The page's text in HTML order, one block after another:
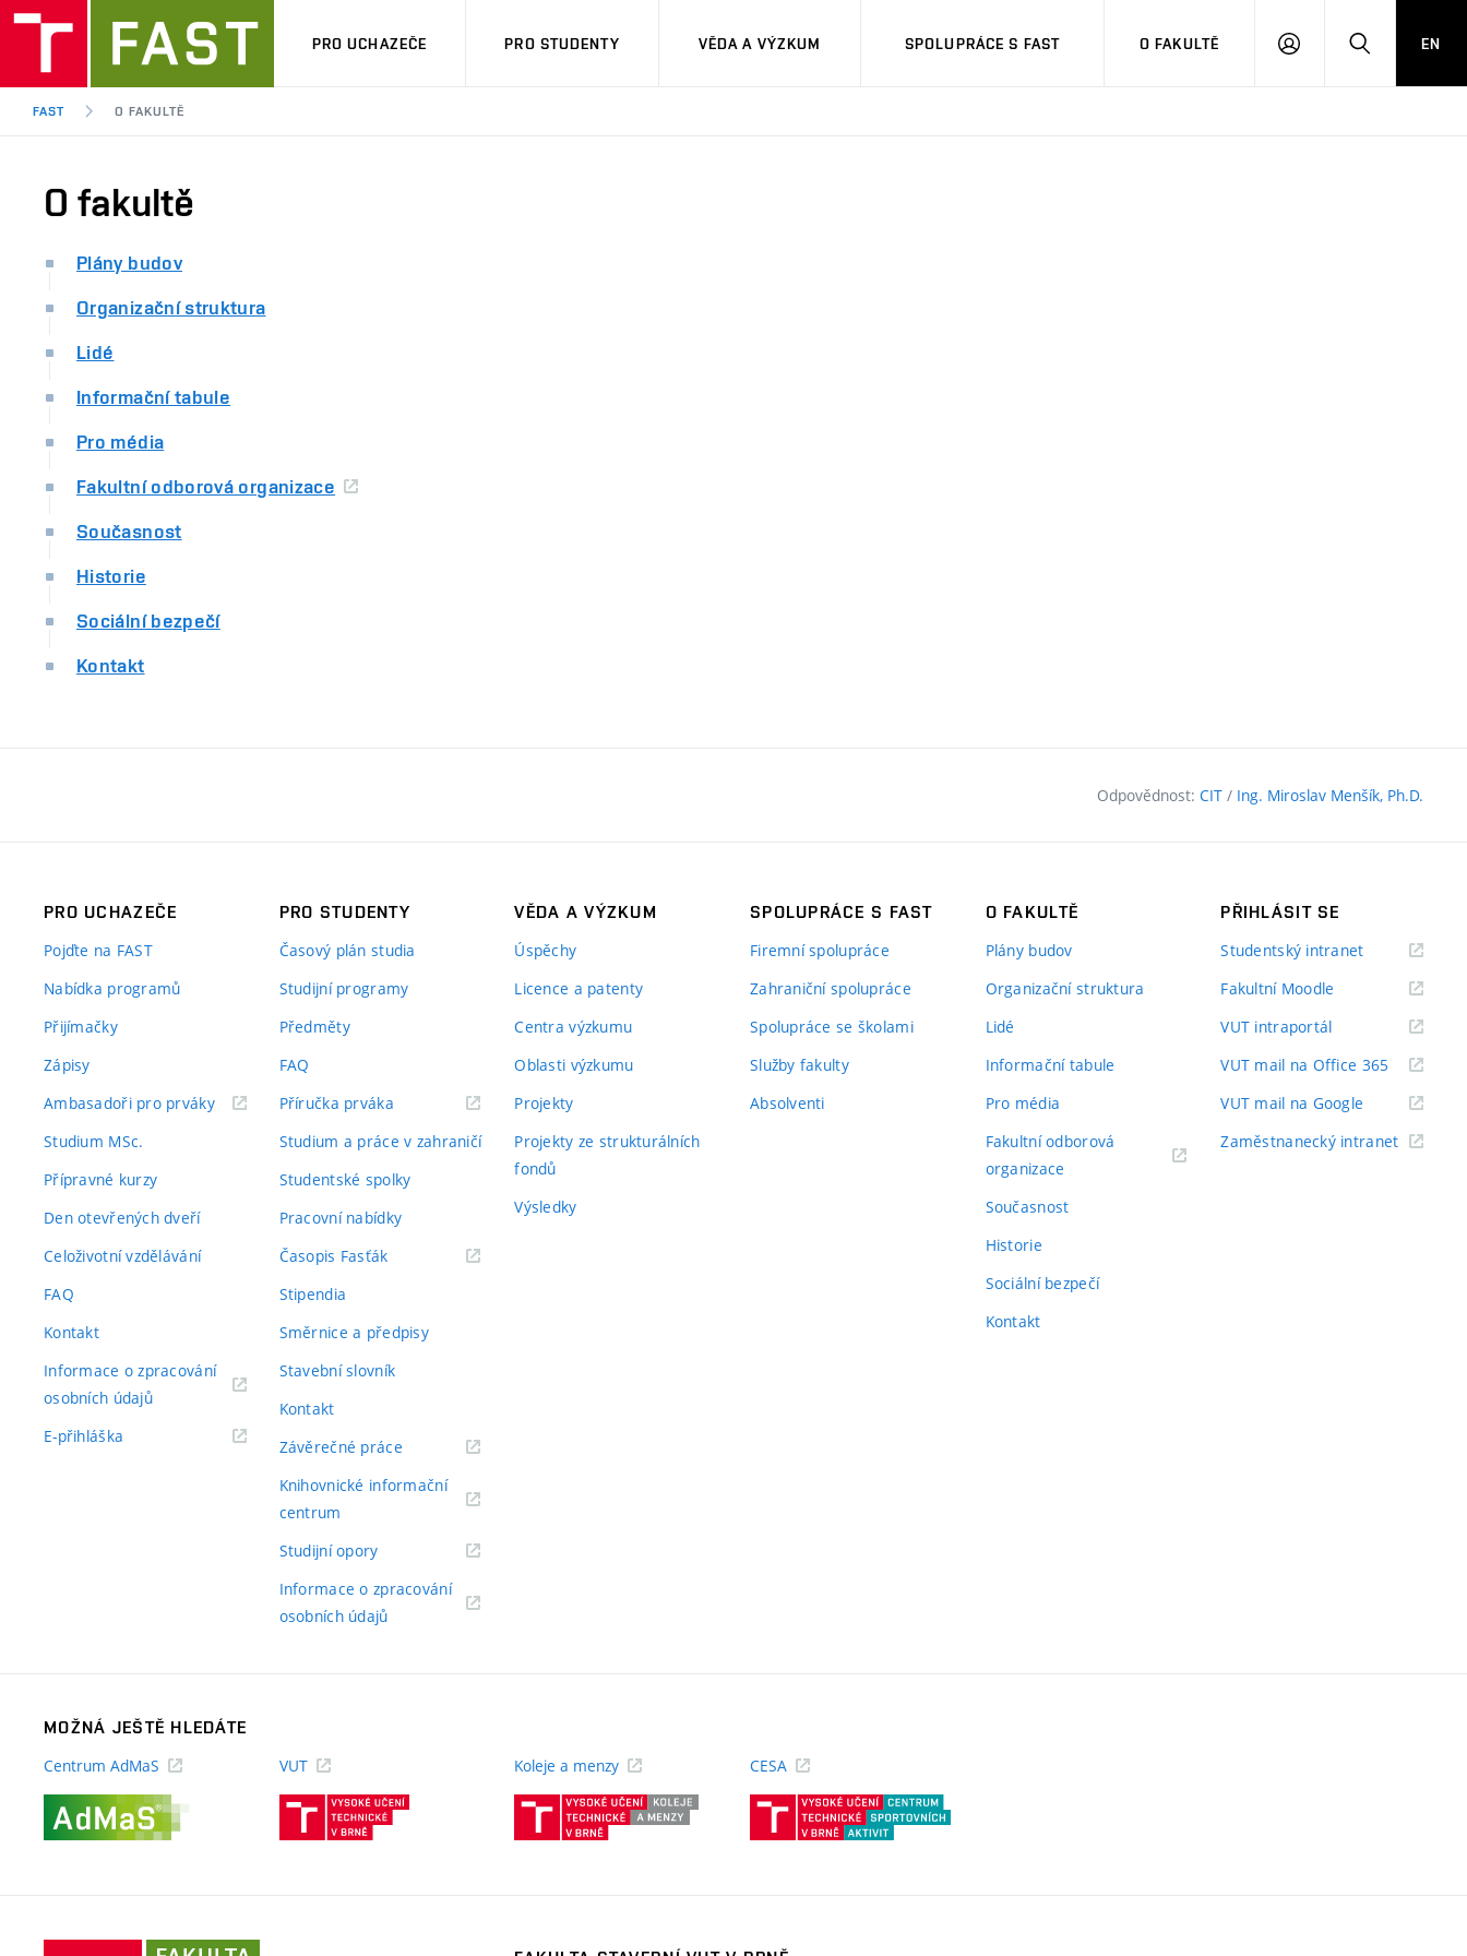
PRO UCHAZEČE PRO STUDENTY VĚDA A VÝZKUM SPOLUPRÁCE S FAST O FAKULTĚ
PŘIHLÁSITHLEDAT
EN
FAST O FAKULTĚ
O fakultě
Plány budov
Organizační struktura
Lidé
Informační tabule
Pro média
Fakultní odborová organizace
Současnost
Historie
Sociální bezpečí
Kontakt
Odpovědnost: CIT / Ing. Miroslav Menšík, Ph.D.
PRO UCHAZEČE
Pojďte na FAST
Nabídka programů
Přijímačky
Zápisy
Ambasadoři pro prváky(externí
Studium MSc.
Přípravné kurzy
Den otevřených dveří
Celoživotní vzdělávání
FAQ
Kontakt
Informace o zpracování
osobních údajů(externí
E-přihláška
PRO STUDENTY
Časový plán studia
Studijní programy
Předměty
FAQ
Příručka prváka(externí
Studium a práce v zahraničí
Studentské spolky
Pracovní nabídky
Časopis Fasťák(externí
Stipendia
Směrnice a předpisy
Stavební slovník
Kontakt
Závěrečné práce(externí
Knihovnické informační
centrum
Studijní opory(externí
Informace o zpracování
osobních údajů(externí
VĚDA A VÝZKUM
Úspěchy
Licence a patenty
Centra výzkumu
Oblasti výzkumu
Projekty
Projekty ze strukturálních
fondů
Výsledky
SPOLUPRÁCE S FAST
Firemní spolupráce
Zahraniční spolupráce
Spolupráce se školami
Služby fakulty
Absolventi
O FAKULTĚ
Plány budov
Organizační struktura
Lidé
Informační tabule
Pro média
Fakultní odborová
organizace
Současnost
Historie
Sociální bezpečí
Kontakt
PŘIHLÁSIT SE
Studentský intranet(externí
Fakultní Moodle
VUT intraportál(externí
VUT mail na Office 365 (externí
odkaz)
VUT mail na Google (externí
Zaměstnanecký intranet(externí
MOŽNÁ JEŠTĚ HLEDÁTE
Centrum AdMaS
VUT
(externí
Koleje a menzy
(externí
CESA